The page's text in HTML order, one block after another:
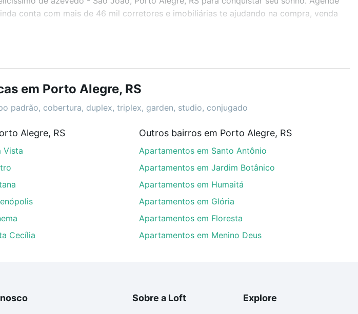
conta com mais de 46 mil corretores e imobiliárias te ajudando na compra, venda
Você também pode usar os filtros como quantidade de quartos, suítes, com
como piscina, academia, salão de festas ou área verde e encontrar
ideal para você na Loft.
de azevedo - São João, Porto Alegre, RS que custam a partir de R$ 0 e
seu orçamento. Se ainda tem alguma dúvida dos custos envolvidos no processo de
a gente para comprar o imóvel dos seus sonhos com segurança e conforto. Loft,
em Porto Alegre, RS
padrão, cobertura, duplex, triplex, garden, studio, conjugado
Alegre, RS
Vista
Cecília
Outros bairros em Porto Alegre, RS
Apartamentos em Santo Antônio
Apartamentos em Jardim Botânico
Apartamentos em Humaitá
Apartamentos em Glória
Apartamentos em Floresta
Apartamentos em Menino Deus
Sobre a Loft Explore